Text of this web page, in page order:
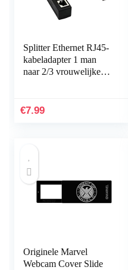
Splitter Ethernet RJ45-
kabeladapter 1 man
naar 2/3 vrouwelijke
Draad Ethernet RJ45…
€7.99
Originele Marvel
Webcam Cover Slide